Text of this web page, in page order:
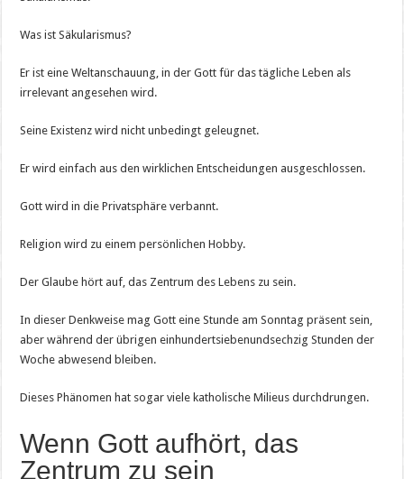
Was ist Säkularismus?
Er ist eine Weltanschauung, in der Gott für das tägliche Leben als
irrelevant angesehen wird.
Seine Existenz wird nicht unbedingt geleugnet.
Er wird einfach aus den wirklichen Entscheidungen ausgeschlossen.
Gott wird in die Privatsphäre verbannt.
Religion wird zu einem persönlichen Hobby.
Der Glaube hört auf, das Zentrum des Lebens zu sein.
In dieser Denkweise mag Gott eine Stunde am Sonntag präsent sein,
aber während der übrigen einhundertsiebenundsechzig Stunden der
Woche abwesend bleiben.
Dieses Phänomen hat sogar viele katholische Milieus durchdrungen.
Wenn Gott aufhört, das
Zentrum zu sein